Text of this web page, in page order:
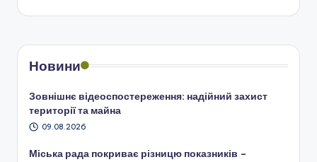
Новини
Зовнішнє відеоспостереження: надійний захист
території та майна
09.08.2026
Міська рада покриває різницю показників –